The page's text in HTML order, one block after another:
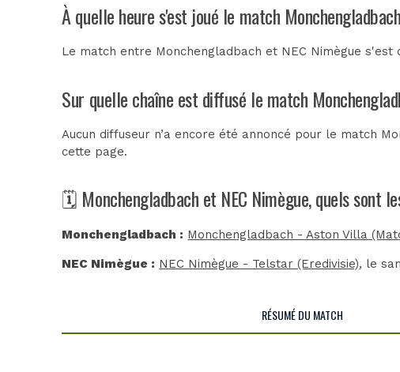
À quelle heure s'est joué le match
Le match entre Monchengladbach et NEC Nimègue
Sur quelle chaîne est diffusé le match
Aucun diffuseur n’a encore été annoncé pour le match
cette page.
🗓️ Monchengladbach et NEC Nimègue, quels sont
Monchengladbach : Monchengladbach - Aston Villa
NEC Nimègue : NEC Nimègue - Telstar (Eredivisie), le
RÉSUMÉ DU MATCH